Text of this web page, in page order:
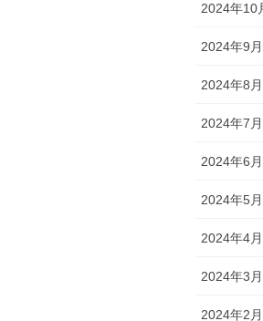
2024年10
2024年9月
2024年8月
2024年7月
2024年6月
2024年5月
2024年4月
2024年3月
2024年2月